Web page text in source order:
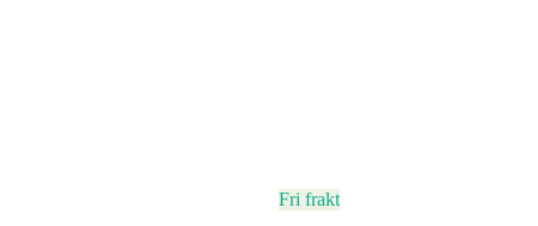
Fri frakt